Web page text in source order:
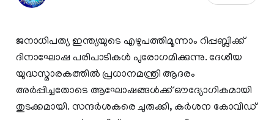
ജനാധിപത്യ ഇന്ത്യയുടെ എഴുപത്തിമൂന്നാം റിപ്പബ്ലിക്ക്
ദിനാഘോഷ പരിപാടികൾ പുരോഗമിക്കുന്നു. ദേശീയ
യുദ്ധസ്മാരകത്തില്‍ പ്രധാനമന്ത്രി ആദരം
അര്‍പ്പിച്ചതോടെ ആഘോഷങ്ങള്‍ക്ക് ഔദ്യോഗികമായി
തുടക്കമായി. സന്ദര്‍ശകരെ ചുരുക്കി, കര്‍ശന കോവിഡ്